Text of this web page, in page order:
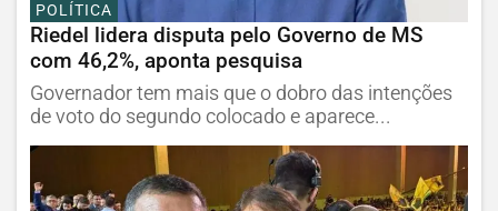
POLÍTICA
Riedel lidera disputa pelo Governo de MS
com 46,2%, aponta pesquisa
Governador tem mais que o dobro das intenções
de voto do segundo colocado e aparece...